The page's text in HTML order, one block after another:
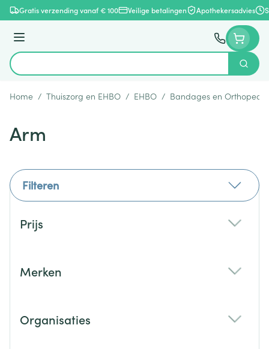
Ga naar de inhoud
Gratis verzending vanaf € 100 Veilige betalingen Apothekersadvies
Menu
Product, merk, categorie...
Zoek
Home / Thuiszorg en EHBO / EHBO / Bandages en
Arm
Filteren
Prijs
Merken
Organisaties